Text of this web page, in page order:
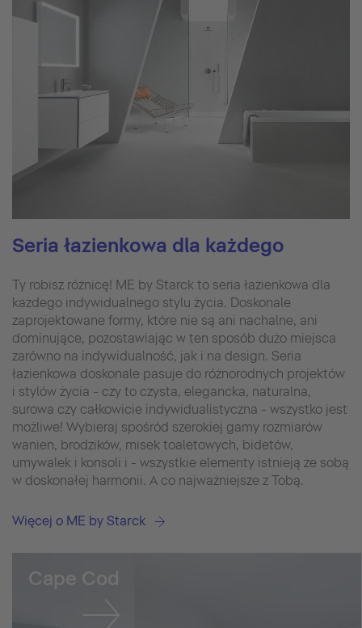
Seria łazienkowa dla każdego
Ty robisz różnicę! ME by Starck to seria łazienkowa dla
każdego indywidualnego stylu życia. Doskonale
zaprojektowane formy, które nie są ani nachalne, ani
dominujące, pozostawiając w ten sposób dużo miejsca
zarówno na indywidualność, jak i na design. Seria
łazienkowa doskonale pasuje do różnorodnych projektów
i stylów życia - czy to czysta, elegancka, naturalna,
surowa czy całkowicie indywidualistyczna - wszystko jest
możliwe! Wybieraj spośród szerokiej gamy rozmiarów
wanien, brodzików, misek toaletowych, bidetów,
umywalek i konsoli i - wszystkie elementy istnieją ze sobą
w doskonałej harmonii. A co najważniejsze z Tobą.
Więcej o ME by Starck
Cape Cod